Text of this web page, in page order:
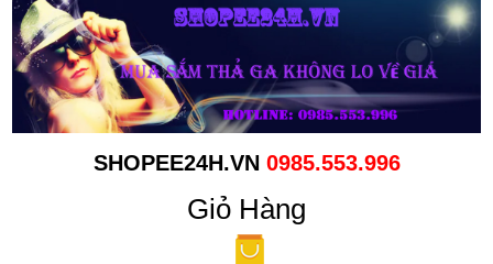
SHOPEE24H.VN 0985.553.996
Giỏ Hàng